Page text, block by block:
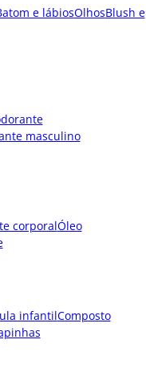
e lábiosOlhosBlush e
masculino
corporalÓleo
infantilComposto